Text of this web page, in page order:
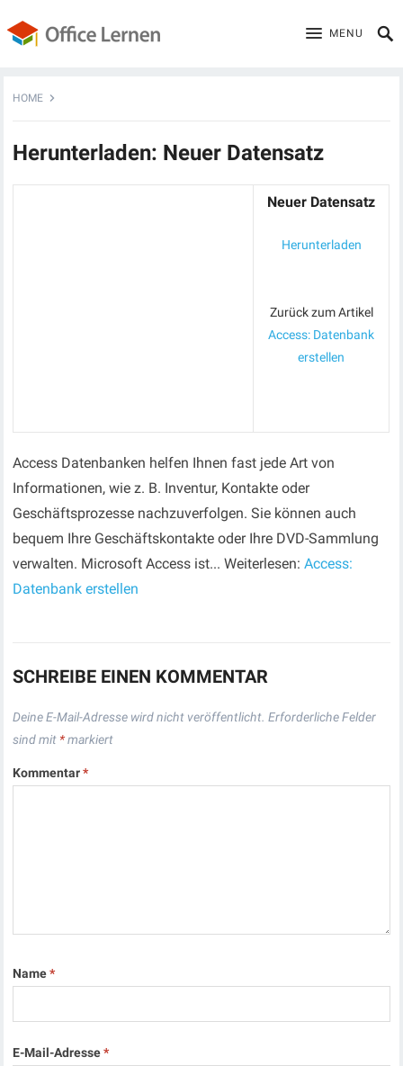
MENU
HOME
Herunterladen: Neuer Datensatz
Neuer Datensatz
Herunterladen
Zurück zum Artikel
Access: Datenbank
erstellen
Access Datenbanken helfen Ihnen fast jede Art von
Informationen, wie z. B. Inventur, Kontakte oder
Geschäftsprozesse nachzuverfolgen. Sie können auch
bequem Ihre Geschäftskontakte oder Ihre DVD-Sammlung
verwalten. Microsoft Access ist... Weiterlesen:Access:
Datenbank erstellen
SCHREIBE EINEN KOMMENTAR
Deine E-Mail-Adresse wird nicht veröffentlicht. Erforderliche Felder
sind mit *markiert
Kommentar*
Name*
E-Mail-Adresse*